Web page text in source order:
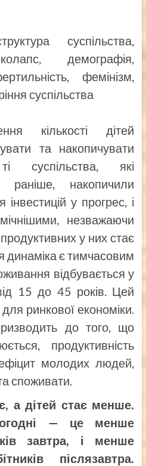
кількості дітей
та накопичувати
суспільства, які
раніше, накопичили
у прогрес, і
незважаючи
у них стає
є тимчасовим
відбувається у
15 до 45 років. Цей
ринкової економіки.
до того, що
продуктивність
молодих людей,
споживати.
а дітей стає менше.
— це менше
завтра, і менше
післязавтра.